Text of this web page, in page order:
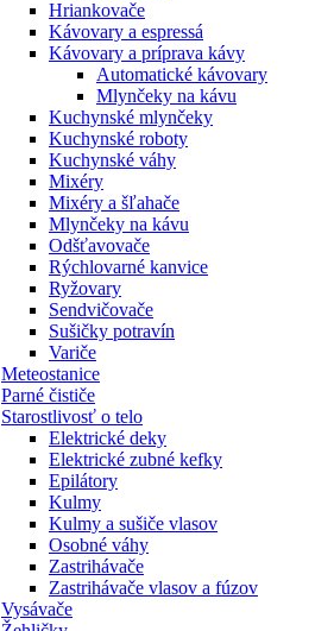
Hriankovače
Kávovary a espressá
Kávovary a príprava kávy
Automatické kávovary
Mlynčeky na kávu
Kuchynské mlynčeky
Kuchynské roboty
Kuchynské váhy
Mixéry
Mixéry a šľahače
Mlynčeky na kávu
Odšťavovače
Rýchlovarné kanvice
Ryžovary
Sendvičovače
Sušičky potravín
Variče
Meteostanice
Parné čističe
Starostlivosť o telo
Elektrické deky
Elektrické zubné kefky
Epilátory
Kulmy
Kulmy a sušiče vlasov
Osobné váhy
Zastrihávače
Zastrihávače vlasov a fúzov
Vysávače